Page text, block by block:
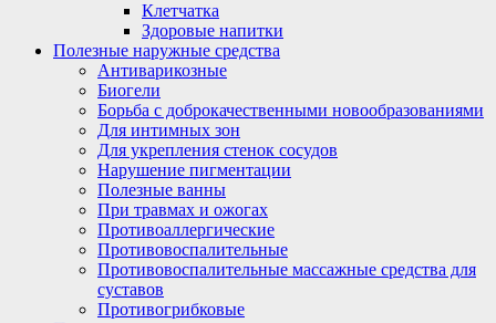
Клетчатка
Здоровые напитки
Полезные наружные средства
Антиварикозные
Биогели
Борьба с доброкачественными новообразованиями
Для интимных зон
Для укрепления стенок сосудов
Нарушение пигментации
Полезные ванны
При травмах и ожогах
Противоаллергические
Противовоспалительные
Противовоспалительные массажные средства для
суставов
Противогрибковые